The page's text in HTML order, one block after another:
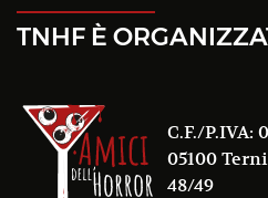
TNHF È
C.F./P.IVA:
05100
48/49